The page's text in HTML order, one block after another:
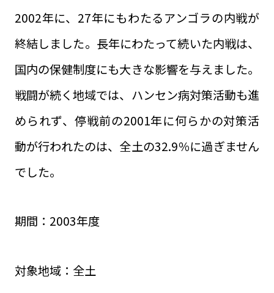
2002年に、27年にもわたるアンゴラの内戦が
終結しました。長年にわたって続いた内戦は、
国内の保健制度にも大きな影響を与えました。
戦闘が続く地域では、ハンセン病対策活動も進
められず、停戦前の2001年に何らかの対策活
動が行われたのは、全土の32.9％に過ぎません
でした。
期間：2003年度
対象地域：全土